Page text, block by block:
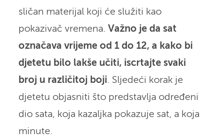
sličan materijal koji će služiti kao
pokazivač vremena. Važno je da sat
označava vrijeme od 1 do 12, a kako bi
djetetu bilo lakše učiti, iscrtajte svaki
broj u različitoj boji. Sljedeći korak je
djetetu objasniti što predstavlja određeni
dio sata, koja kazaljka pokazuje sat, a koja
minute.